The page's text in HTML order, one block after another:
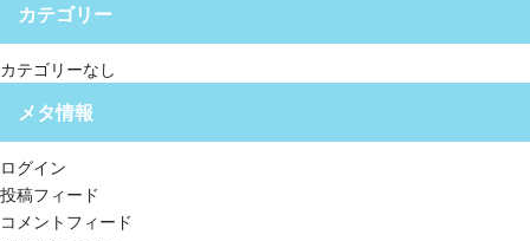
カテゴリー
カテゴリーなし
メタ情報
ログイン
投稿フィード
コメントフィード